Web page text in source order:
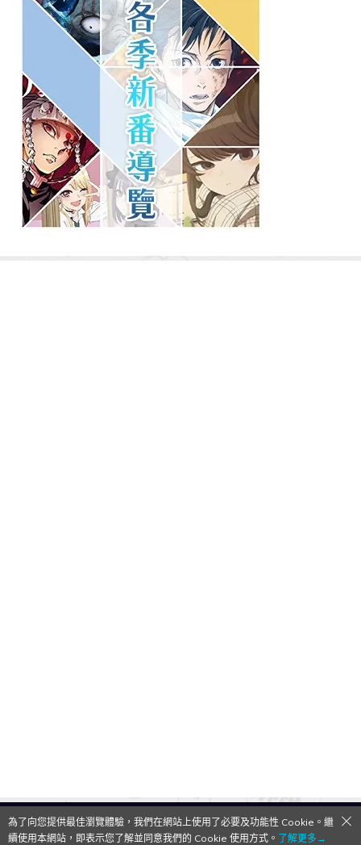
QooApp Limited © 2026
為了向您提供最佳瀏覽體驗，我們在網站上使用了必要及功能性 Cookie。繼
續使用本網站，即表示您了解並同意我們的 Cookie 使用方式。 了解更多→